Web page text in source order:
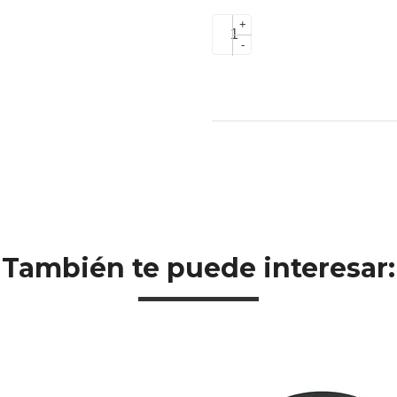
+
-
También te puede interesar: